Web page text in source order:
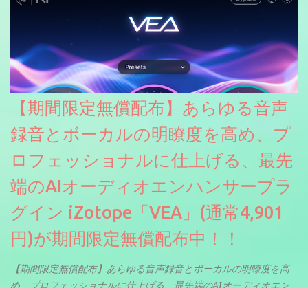
【期間限定無償配布】あらゆる音声
録音とボーカルの明瞭度を高め、プ
ロフェッショナルに仕上げる、最先
端のAIオーディオエンハンサープラ
グイン iZotope「VEA」(通常4,901
円)が期間限定無償配布中！！
【期間限定無償配布】あらゆる音声録音とボーカルの明瞭度を高
め、プロフェッショナルに仕上げる、最先端のAIオーディオエン